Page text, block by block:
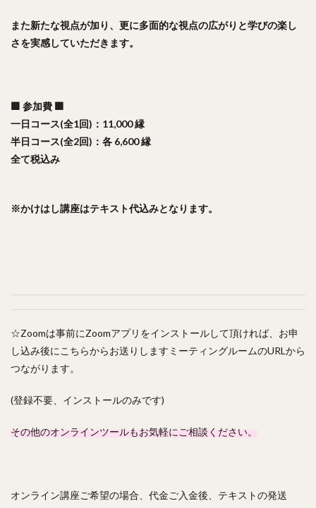
また新たな視点が加り、更に多面的な視点の広がりと学びの楽し
さを実感していただきます。
🟪 参加費 🟪
一日コース(全1回)：11,000 縁
半日コース(全2回)：各 6,600 縁
全て税込み
※かけはし講座はテキスト代込みとなります。
☆Zoomは事前にZoomアプリをインストールして頂ければ、お申
し込み後にこちらからお送りしますミーティングルームのURLから
つながります。
(登録不要、インストールのみです)
その他のオンラインツールもお気軽にご相談ください。
オンライン講座ご希望の場合、代金ご入金後、テキストの発送